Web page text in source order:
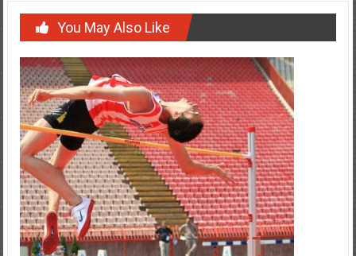
You May Also Like